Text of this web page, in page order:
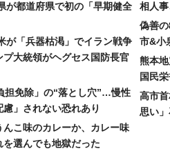
が都道府県で初の「早期健全
が「兵器枯渇」でイラン戦争
大統領がヘグセス国防長官
担免除」の“落とし穴”…慢性
」されない恐れあり
んこ味のカレーか、カレー味
選んでも地獄だった
相人
偽善
市&小
熊本
国民
高市
思い